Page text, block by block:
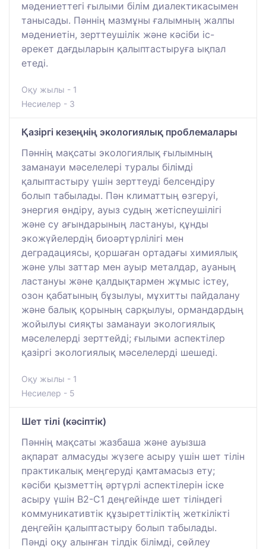
мәдениеттегі ғылыми білім диалектикасымен
танысады. Пәннің мазмұны ғалымның жалпы
мәдениетін, зерттеушілік және кәсіби іс-
әрекет дағдыларын қалыптастыруға ықпал
етеді.
Оқу жылы - 1
Несиелер - 3
Қазіргі кезеңнің экологиялық проблемалары
Пәннің мақсаты экологиялық ғылымның
заманауи мәселелері туралы білімді
қалыптастыру үшін зерттеуді белсендіру
болып табылады. Пән климаттың өзгеруі,
энергия өндіру, ауыз судың жетіспеушілігі
және су ағындарының ластануы, құнды
экожүйелердің биоәртүрлілігі мен
деградациясы, қоршаған ортадағы химиялық
және улы заттар мен ауыр металдар, ауаның
ластануы және қалдықтармен жұмыс істеу,
озон қабатының бұзылуы, мұхитты пайдалану
және балық қорының сарқылуы, ормандардың
жойылуы сияқты заманауи экологиялық
мәселелерді зерттейді; ғылыми аспектілер
қазіргі экологиялық мәселелерді шешеді.
Оқу жылы - 1
Несиелер - 5
Шет тілі (кәсіптік)
Пәннің мақсаты жазбаша және ауызша
ақпарат алмасуды жүзеге асыру үшін шет тілін
практикалық меңгеруді қамтамасыз ету;
кәсіби қызметтің әртүрлі аспектілерін іске
асыру үшін В2-С1 деңгейінде шет тіліндегі
коммуникативтік құзыреттіліктің жеткілікті
деңгейін қалыптастыру болып табылады.
Пәнді оқу алынған тілдік білімді, сөйлеу